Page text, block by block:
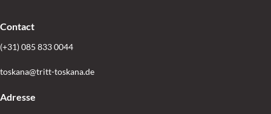
Contact
(+31) 085 833 0044
toskana@tritt-toskana.de
Adresse